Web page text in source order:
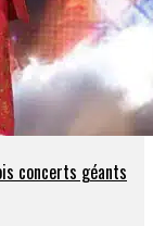
concerts géants